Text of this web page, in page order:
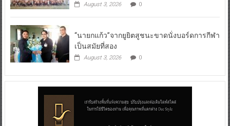
August 3, 2026 0
“นายกแก้ว”จากยูยิตสูชนะขาดนั่งบอร์ดการกีฬา
เป็นสมัยที่สอง
August 3, 2026 0